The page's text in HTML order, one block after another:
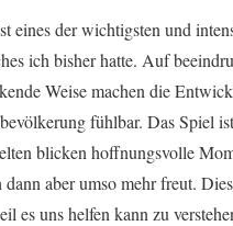
eines der wichtigsten und
ich bisher hatte. Auf
Weise machen die
fühlbar. Das Spiel
blicken hoffnungsvolle
aber umso mehr freut.
es uns helfen kann zu